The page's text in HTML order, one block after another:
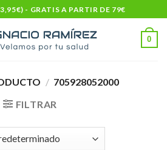
- GRATIS A PARTIR DE 79€
0
/ 705928052000
FILTRAR